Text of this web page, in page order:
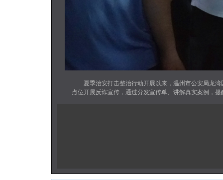
夏季治安打击整治行动开展以来，温州市公安局龙湾
点位开展反诈宣传，通过分发宣传单、讲解真实案例，提